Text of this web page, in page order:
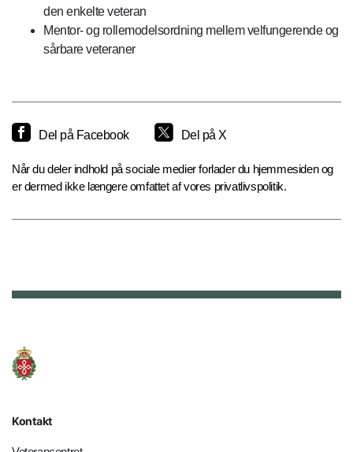
den enkelte veteran
Mentor- og rollemodelsordning mellem velfungerende og
sårbare veteraner
Del på Facebook Del på X
Når du deler indhold på sociale medier forlader du hjemmesiden og
er dermed ikke længere omfattet af vores privatlivspolitik.
Kontakt